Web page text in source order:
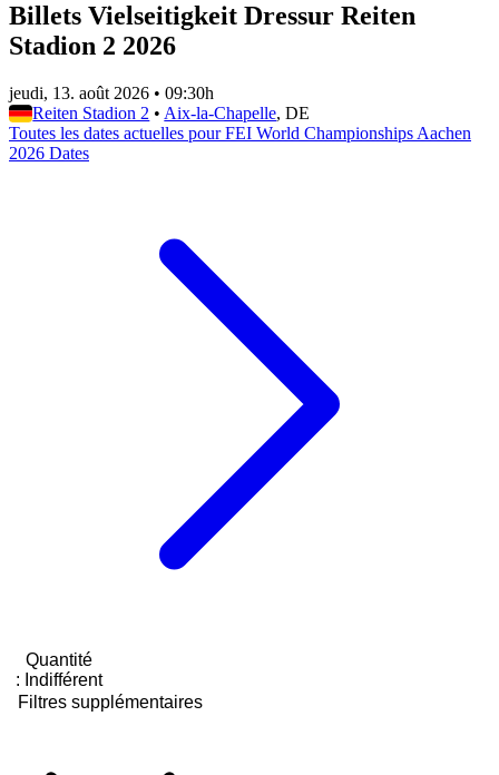
Billets Vielseitigkeit Dressur Reiten
Stadion 2 2026
jeudi, 13. août 2026 • 09:30h
Reiten Stadion 2 • Aix-la-Chapelle, DE
Toutes les dates actuelles pour FEI World Championships Aachen
2026 Dates
Quantité
: Indifférent
Filtres supplémentaires